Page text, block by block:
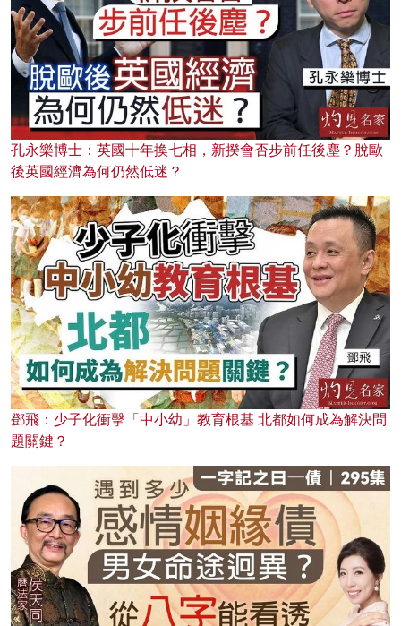
孔永樂博士：英國十年換七相，新揆會否步前任後塵？脫歐
後英國經濟為何仍然低迷？
鄧飛：少子化衝擊「中小幼」教育根基 北都如何成為解決問
題關鍵？